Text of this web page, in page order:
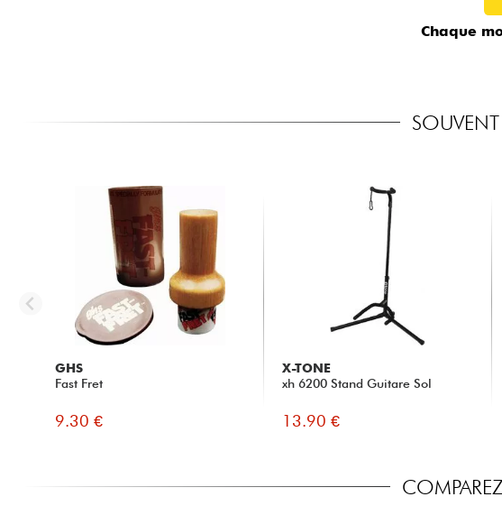
Chaque
SOUVENT
GHS
Fast Fret
9.30 €
X-TONE
xh 6200 Stand Guitare Sol
13.90 €